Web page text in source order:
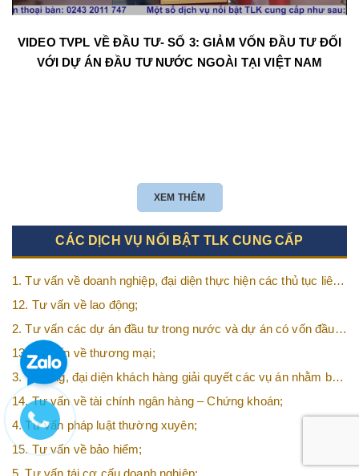
VIDEO TVPL VỀ ĐẦU TƯ- SỐ 3: GIẢM VỐN ĐẦU TƯ ĐỐI
VỚI DỰ ÁN ĐẦU TƯ NƯỚC NGOÀI TẠI VIỆT NAM
XEM THÊM
CÁC DỊCH VỤ NỔI BẬT TLK CUNG CẤP
1. Tư vấn về doanh nghiệp, đại diện thực hiện các thủ tục liên
quan tới doanh nghiệp;
12. Tư vấn về lao động;
2. Tư vấn các dự án đầu tư trong nước và dự án có vốn đầu
tư nước ngoài (FDI);
13. Tư vấn về thương mại;
3. Tố tụng, đại diện khách hàng giải quyết các vụ án nhằm bảo
vệ tối đa các quyền và lợi ích của khách hàng;
14. Tư vấn về tài chính ngân hàng – Chứng khoán;
4. Tư vấn pháp luật thường xuyên;
15. Tư vấn về bảo hiểm;